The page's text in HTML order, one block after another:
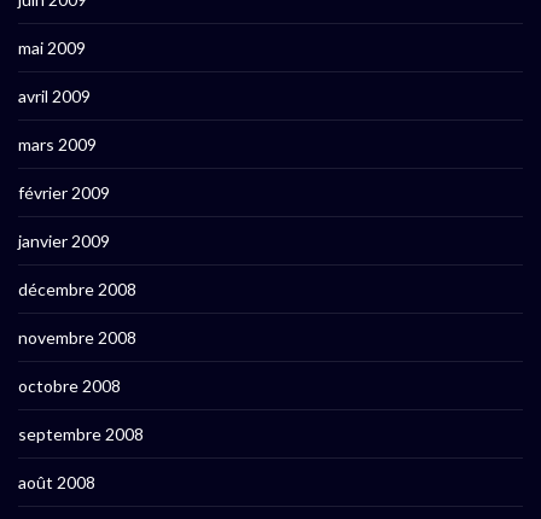
mai 2009
avril 2009
mars 2009
février 2009
janvier 2009
décembre 2008
novembre 2008
octobre 2008
septembre 2008
août 2008